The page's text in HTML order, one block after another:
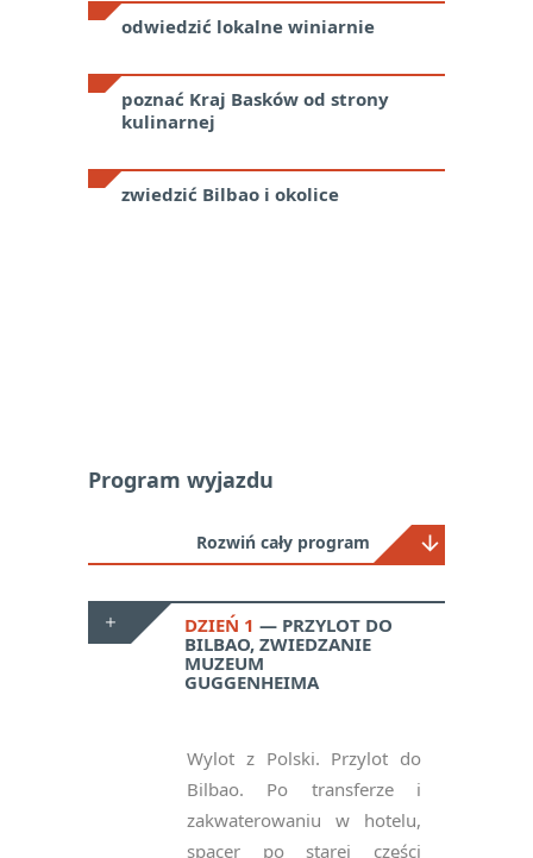
odwiedzić lokalne winiarnie
poznać Kraj Basków od strony
kulinarnej
zwiedzić Bilbao i okolice
Program wyjazdu
Rozwiń cały program
DZIEŃ 1
PRZYLOT DO
BILBAO, ZWIEDZANIE
MUZEUM
GUGGENHEIMA
Wylot z Polski. Przylot do
Bilbao. Po transferze i
zakwaterowaniu w hotelu,
spacer po starej części